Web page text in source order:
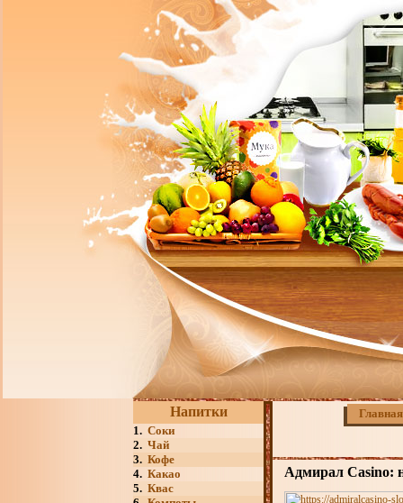
Напитки
1. Соки
2. Чай
3. Кофе
4. Какао
5. Квас
Главная
Адмирал Casino: